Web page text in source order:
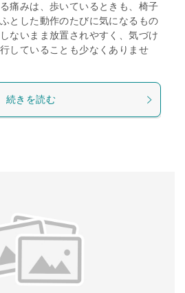
痛みは、歩いているときも、椅子
とした動作のたびに気になるもの
ないまま放置されやすく、気づけ
していることも少なくありませ
続きを読む